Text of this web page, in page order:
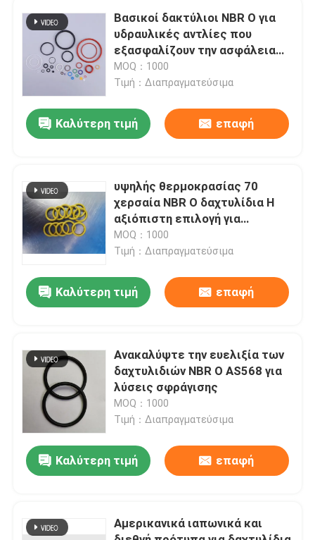
Αρχική Σελίδα
Βίντεο
Γύρος εργοστασίων
Ποιοτικός έλεγχος
επαφή
Νέα
λαστιχένια δαχτυλίδια ο
Βασικοί δακτύλιοι NBR O για
υδραυλικές αντλίες που
εξασφαλίζουν την ασφάλεια
και την αντοχή
MOQ：1000
Τιμή：Διαπραγματεύσιμα
Καλύτερη τιμή επαφή
υψηλής θερμοκρασίας 70
χερσαία NBR O δαχτυλίδια Η
αξιόπιστη επιλογή για
σφράγιση σε περιβάλλοντα
υψηλής πίεσης
MOQ：1000
Τιμή：Διαπραγματεύσιμα
Καλύτερη τιμή επαφή
Ανακαλύψτε την ευελιξία των
δαχτυλιδιών NBR O AS568 για
λύσεις σφράγισης
MOQ：1000
Τιμή：Διαπραγματεύσιμα
Καλύτερη τιμή επαφή
Αμερικανικά ιαπωνικά και